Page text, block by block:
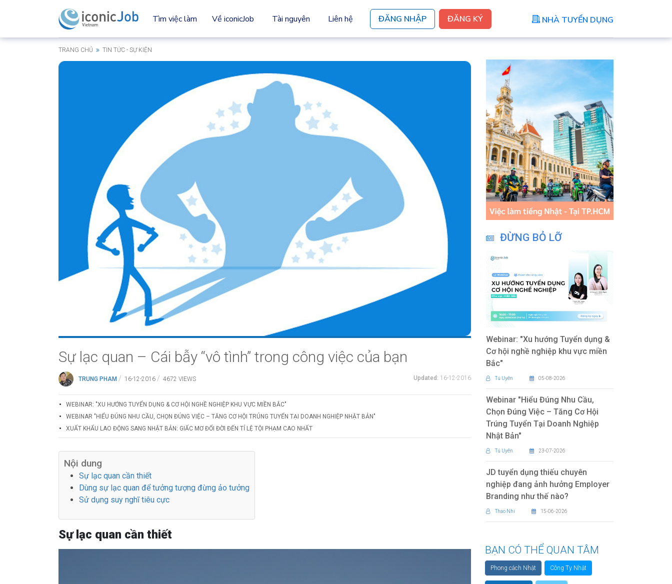
ĐĂNG NHẬP ĐĂNG KÝ NHÀ TUYỂN DỤNG
Tìm việc làm Về iconicJob Tài nguyên Liên hệ
TRANG CHỦ TIN TỨC - SỰ KIỆN
Sự lạc quan – Cái bẫy “vô tình” trong công việc của bạn
TRUNG PHAM / 16-12-2016 / 4672 VIEWS Updated: 16-12-2016
WEBINAR: "XU HƯỚNG TUYỂN DỤNG & CƠ HỘI NGHỀ NGHIỆP KHU VỰC MIỀN BẮC"
WEBINAR "HIỂU ĐÚNG NHU CẦU, CHỌN ĐÚNG VIỆC – TĂNG CƠ HỘI TRÚNG TUYỂN TẠI DOANH NGHIỆP NHẬT BẢN"
XUẤT KHẨU LAO ĐỘNG SANG NHẬT BẢN: GIẤC MƠ ĐỔI ĐỜI ĐẾN TỈ LỆ TỘI PHẠM CAO NHẤT
Nội dung
Sự lạc quan cần thiết
Dùng sự lạc quan để tưởng tượng đừng ảo tưởng
Sử dụng suy nghĩ tiêu cực
Sự lạc quan cần thiết
ĐỪNG BỎ LỠ
Webinar: "Xu hướng Tuyển dụng &
Cơ hội nghề nghiệp khu vực miền
Bắc"
Tú Uyên 05-08-2026
Webinar "Hiểu Đúng Nhu Cầu,
Chọn Đúng Việc – Tăng Cơ Hội
Trúng Tuyển Tại Doanh Nghiệp
Nhật Bản"
Tú Uyên 23-07-2026
JD tuyển dụng thiếu chuyên
nghiệp đang ảnh hưởng Employer
Branding như thế nào?
Thao Nhi 15-06-2026
BẠN CÓ THỂ QUAN TÂM
Phong cách Nhật Công Ty Nhật